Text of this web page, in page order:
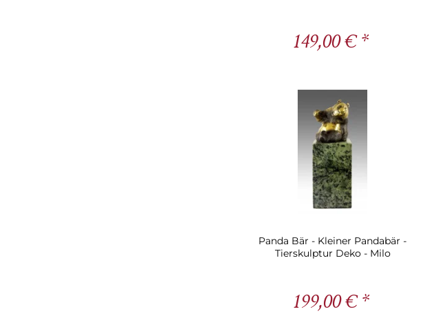
149,00 € *
Panda Bär - Kleiner Pandabär -
Tierskulptur Deko - Milo
199,00 € *